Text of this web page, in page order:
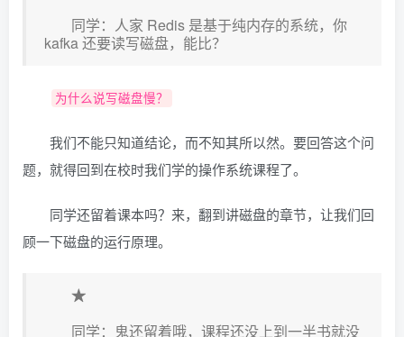
同学：人家 Redis 是基于纯内存的系统，你
kafka 还要读写磁盘，能比？
为什么说写磁盘慢？
我们不能只知道结论，而不知其所以然。要回答这个问
题，就得回到在校时我们学的操作系统课程了。
同学还留着课本吗？来，翻到讲磁盘的章节，让我们回
顾一下磁盘的运行原理。
★
同学：鬼还留着哦，课程还没上到一半书就没